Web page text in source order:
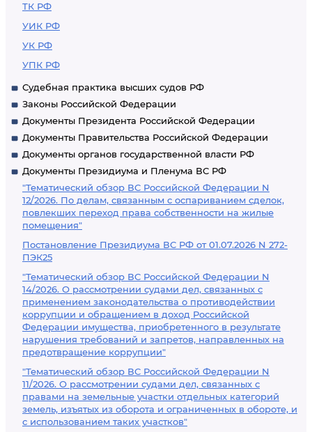
ТК РФ
УИК РФ
УК РФ
УПК РФ
Судебная практика высших судов РФ
Законы Российской Федерации
Документы Президента Российской Федерации
Документы Правительства Российской Федерации
Документы органов государственной власти РФ
Документы Президиума и Пленума ВС РФ
"Тематический обзор ВС Российской Федерации N
12/2026. По делам, связанным с оспариванием сделок,
повлекших переход права собственности на жилые
помещения"
Постановление Президиума ВС РФ от 01.07.2026 N 272-
ПЭК25
"Тематический обзор ВС Российской Федерации N
14/2026. О рассмотрении судами дел, связанных с
применением законодательства о противодействии
коррупции и обращением в доход Российской
Федерации имущества, приобретенного в результате
нарушения требований и запретов, направленных на
предотвращение коррупции"
"Тематический обзор ВС Российской Федерации N
11/2026. О рассмотрении судами дел, связанных с
правами на земельные участки отдельных категорий
земель, изъятых из оборота и ограниченных в обороте, и
с использованием таких участков"